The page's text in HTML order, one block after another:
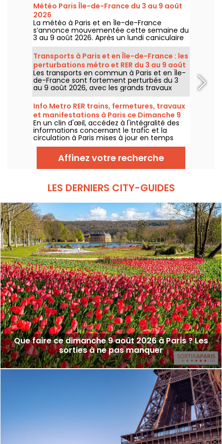
Météo Paris Île-de-France du 3 au 9 août
2026
La météo à Paris et en Île-de-France
s’annonce mouvementée cette semaine du
3 au 9 août 2026. Après un lundi caniculaire
marqué par un risque d’orages, les
températures vont progressivement baisser
avant le retour d’un temps plus chaud et
ensoleillé pour le week-end.
Transports à Paris et en Île-de-France : les
perturbations métro et RER du 3 au 9 août
2026
Les transports en commun à Paris et en Île-
de-France sont fortement perturbés du 3
au 9 août 2026, avec les grands travaux
d'été qui impactent très durement
certaines lignes, selon la RATP et SNCF.
Info Metro RER trains, fermetures, travaux
et manifestations à Paris ce Dimanche 9
août 2026
En un clin d'œil, accédez à l'intégralité des
informations concernant le trafic et la
circulation à Paris mises à jour en temps
réel. Metro RER et Transilien de la RATP,
travaux, circulation, grands évènements et
manifestations, on vous donne toutes les
informations pratiques à connaître avant de
Affinez votre recherche
LES DERNIERS CITY-GUIDES
Que faire ce dimanche 9 août 2026 à Paris ? Les
sorties à ne pas manquer